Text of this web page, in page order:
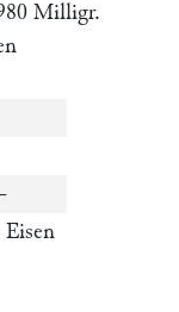
Milligr.